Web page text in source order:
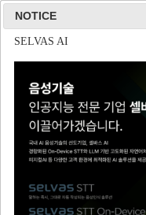
대회안내
홈 / 학술대회 / 대회안내
NOTICE
(주)사운드마인드
NOTICE
(주)튜터러스랩스
NOTICE
(주)리드스피커코리아
NOTICE
SELVAS AI